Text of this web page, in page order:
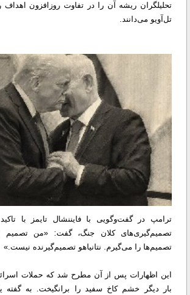
تحلیلگران ریشه آن را در تفاوت روزافزون اهداف
تل‌آویو می‌دانند.
ترامپ در گفت‌وگویی با فایننشال تایمز با
تصمیم‌گیری‌های کلان جنگ، گفت: «من
تصمیم‌ها را می‌گیرم. نتانیاهو تصمیم‌گیرنده نیست.»
این اظهارات پس از آن مطرح شد که حملات
بار دیگر خشم کاخ سفید را برانگیخت. به گفته